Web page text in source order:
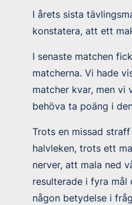
I årets sista
konstatera, att ett
I senaste matchen
matcherna. Vi hade
matcher kvar, men vi
behöva ta poäng i
Trots en missad
halvleken, trots ett
nerver, att mala ned
resulterade i fyra
någon betydelse i